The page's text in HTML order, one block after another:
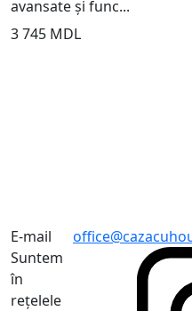
avansate și func...
3 745 MDL
E-mail
Suntem
în
rețelele